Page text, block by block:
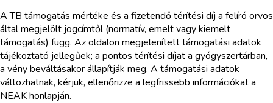
A TB támogatás mértéke és a fizetendő térítési díj a felíró orvos
által megjelölt jogcímtől (normatív, emelt vagy kiemelt
támogatás) függ. Az oldalon megjelenített támogatási adatok
tájékoztató jellegűek; a pontos térítési díjat a gyógyszertárban,
a vény beváltásakor állapítják meg. A támogatási adatok
változhatnak, kérjük, ellenőrizze a legfrissebb információkat a
NEAK honlapján.